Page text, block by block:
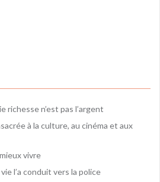
richesse n’est pas l’argent
à la culture, au cinéma et aux
vivre
l’a conduit vers la police